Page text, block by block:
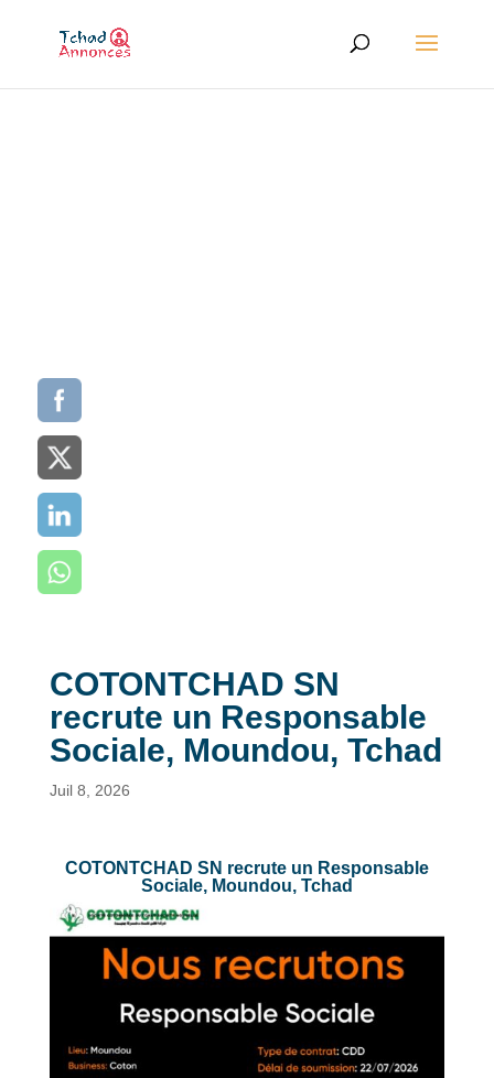
COTONTCHAD SN
recrute un Responsable
Sociale, Moundou, Tchad
Juil 8, 2026
COTONTCHAD SN recrute un Responsable
Sociale, Moundou, Tchad